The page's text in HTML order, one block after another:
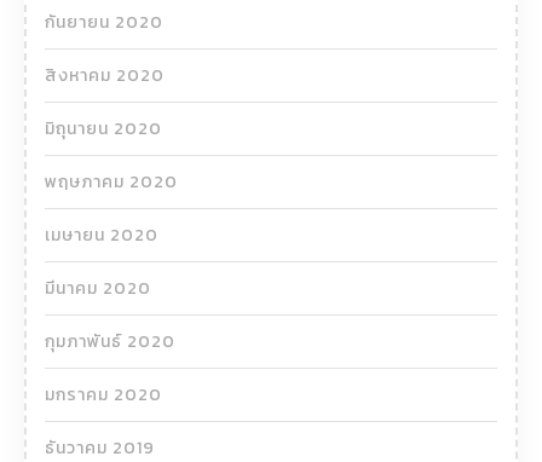
กันยายน 2020
สิงหาคม 2020
มิถุนายน 2020
พฤษภาคม 2020
เมษายน 2020
มีนาคม 2020
กุมภาพันธ์ 2020
มกราคม 2020
ธันวาคม 2019